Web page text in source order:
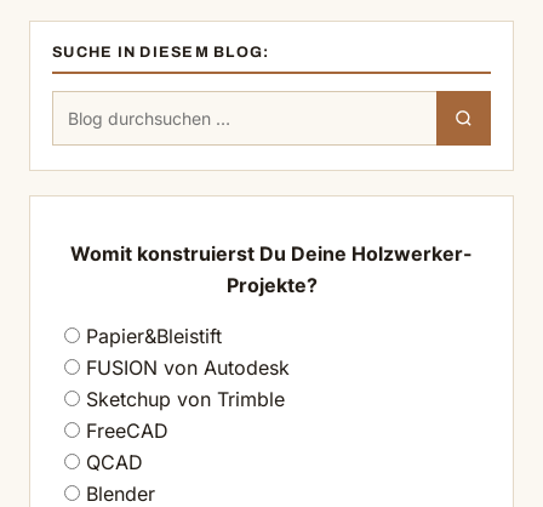
SUCHE IN DIESEM BLOG:
Suchen
Womit konstruierst Du Deine Holzwerker-
Projekte?
Papier&Bleistift
FUSION von Autodesk
Sketchup von Trimble
FreeCAD
QCAD
Blender